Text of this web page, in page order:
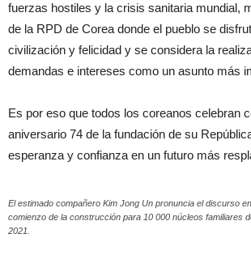
fuerzas hostiles y la crisis sanitaria mundial,
de la RPD de Corea donde el pueblo se
civilización y felicidad y se considera la
demandas e intereses como un asunto más
Es por eso que todos los coreanos celebran
aniversario 74 de la fundación de su
esperanza y confianza en un futuro más
El estimado compañero Kim Jong Un pronuncia el discurso
comienzo de la construcción para 10 000 núcleos familiares
2021.